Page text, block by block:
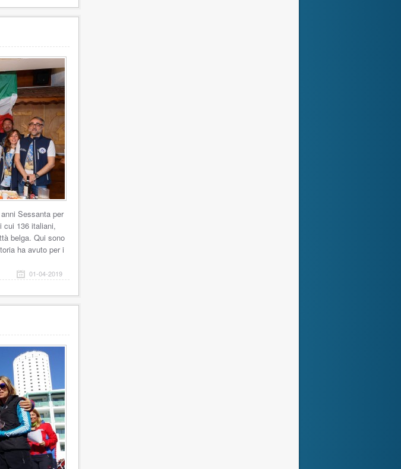
Sessanta per
cui 136 italiani,
belga. Qui sono
ha avuto per i
01-04-2019